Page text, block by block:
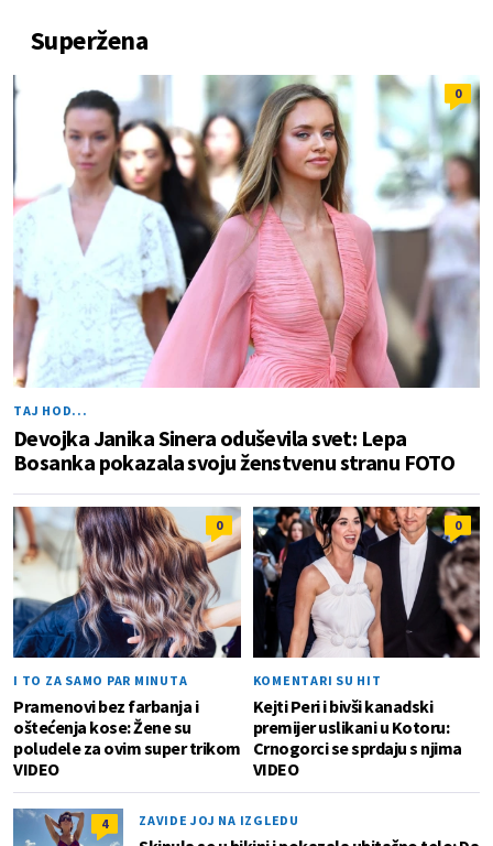
Superžena
0
TAJ HOD...
Devojka Janika Sinera oduševila svet: Lepa
Bosanka pokazala svoju ženstvenu stranu FOTO
0
I TO ZA SAMO PAR MINUTA
Pramenovi bez farbanja i
oštećenja kose: Žene su
poludele za ovim super trikom
VIDEO
0
KOMENTARI SU HIT
Kejti Peri i bivši kanadski
premijer uslikani u Kotoru:
Crnogorci se sprdaju s njima
VIDEO
4 ZAVIDE JOJ NA IZGLEDU